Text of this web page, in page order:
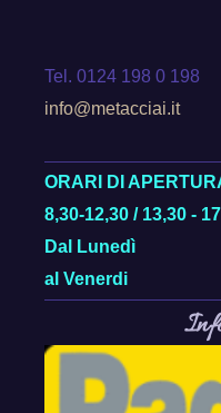
Tel. 0124 198 0 198
info@metacciai.it
ORARI DI
8,30-12,30 / 13,30 -
Dal Lunedì
al Venerdi